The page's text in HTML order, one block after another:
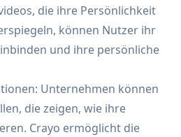
die ihre Persönlichkeit
können Nutzer ihr
und ihre persönliche
Unternehmen können
die zeigen, wie ihre
Crayo ermöglicht die